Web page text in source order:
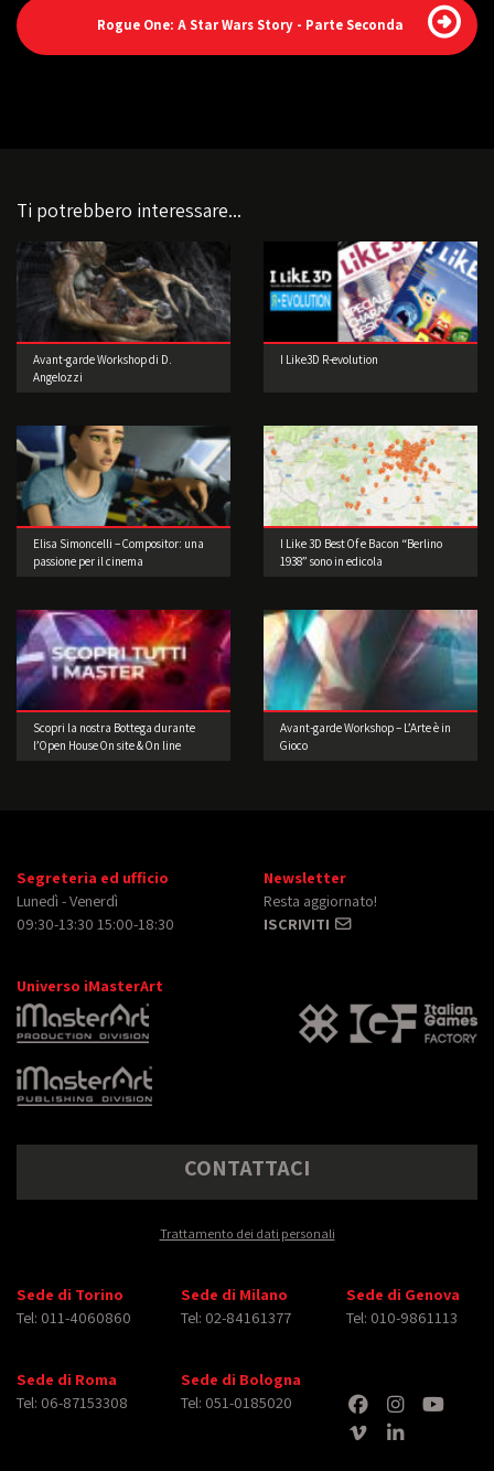
Rogue One: A Star Wars Story - Parte Seconda
Ti potrebbero interessare...
Avant-garde Workshop di D.
Angelozzi
I Like3D R-evolution
Elisa Simoncelli – Compositor: una
passione per il cinema
I Like 3D Best Of e Bacon “Berlino
1938” sono in edicola
Scopri la nostra Bottega durante
l’Open House On site & On line
Avant-garde Workshop – L’Arte è in
Gioco
Segreteria ed ufficio
Lunedì - Venerdì
09:30-13:30 15:00-18:30
Newsletter
Resta aggiornato!
ISCRIVITI
Universo iMasterArt
CONTATTACI
Trattamento dei dati personali
Sede di Torino
Tel: 011-4060860
Sede di Milano
Tel: 02-84161377
Sede di Genova
Tel: 010-9861113
Sede di Roma
Tel: 06-87153308
Sede di Bologna
Tel: 051-0185020